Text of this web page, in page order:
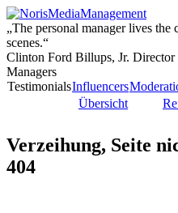
„The personal manager lives
scenes.“
Clinton Ford Billups, Jr. Director
Managers
TestimonialsInfluencers
Übersicht
Verzeihung, Seite
404